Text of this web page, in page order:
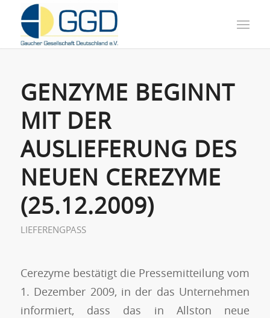
GENZYME BEGINNT
MIT DER
AUSLIEFERUNG DES
NEUEN CEREZYME
(25.12.2009)
LIEFERENGPASS
Cerezyme bestätigt die Pressemitteilung vom
1. Dezember 2009, in der das Unternehmen
informiert, dass das in Allston neue